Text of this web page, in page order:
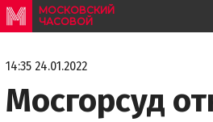
МОСКОВСКИЙ
ЧАСОВОЙ
14:35 24.01.2022
Мосгорсуд